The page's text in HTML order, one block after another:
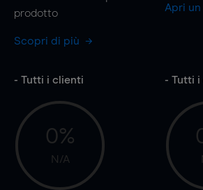
prodotto
Scopri di più
Apri
- Tutti i clienti
0%
N/A
- Tutti i